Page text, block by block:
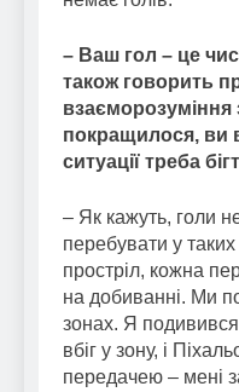
– Ваш гол – це
також говорить
взаєморозуміння
покращилося, ви
ситуації треба
– Як кажуть, голи
перебувати у
простріл, кожна
на добиванні. Ми
зонах. Я
вбіг у зону, і
передачею – мені